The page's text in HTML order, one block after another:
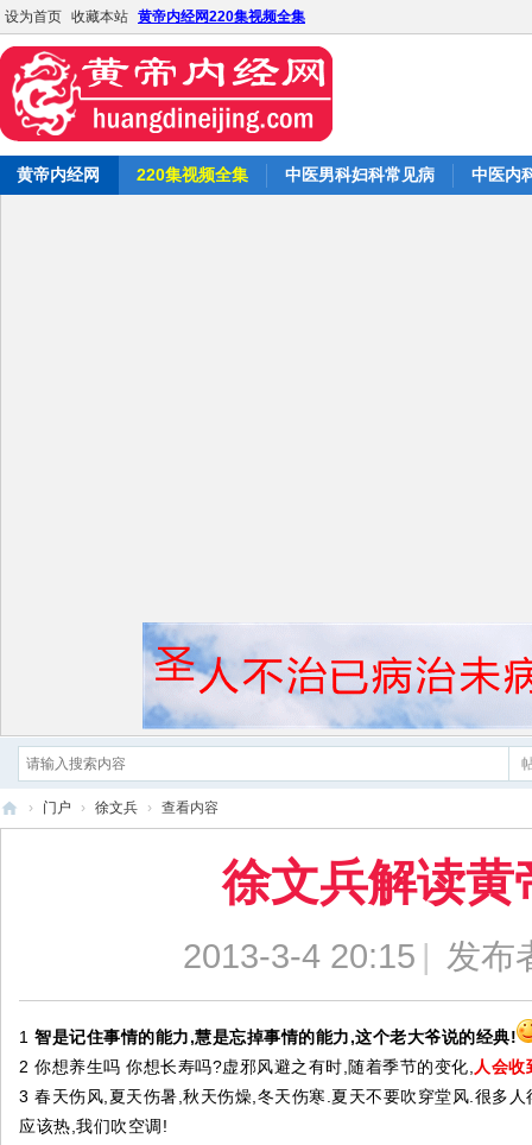
设为首页 收藏本站 黄帝内经网220集视频全集
黄帝内经网 220集视频全集 中医男科妇科常见病 中医内
› 门户 › 徐文兵 › 查看内容
徐文兵解读黄
2013-3-4 20:15 | 发布
1 智是记住事情的能力,慧是忘掉事情的能力,这个老大爷说的经典!
2 你想养生吗 你想长寿吗?虚邪风避之有时,随着季节的变化, 人会
3 春天伤风,夏天伤暑,秋天伤燥,冬天伤寒.夏天不要吹穿堂风.很多
应该热,我们吹空调!